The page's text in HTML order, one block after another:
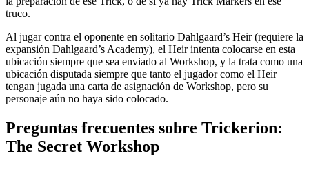
truco.
Al jugar contra el oponente en solitario Dahlgaard’s Heir (requiere la
expansión Dahlgaard’s Academy), el Heir intenta colocarse en esta
ubicación siempre que sea enviado al Workshop, y la trata como una
ubicación disputada siempre que tanto el jugador como el Heir
tengan jugada una carta de asignación de Workshop, pero su
personaje aún no haya sido colocado.
Preguntas frecuentes sobre Trickerion:
The Secret Workshop